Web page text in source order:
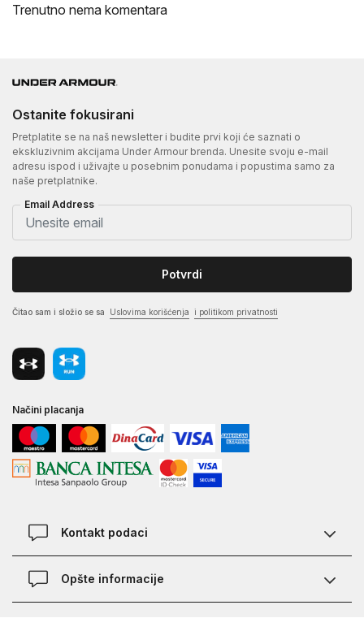
Trenutno nema komentara
Ostanite fokusirani
Pretplatite se na naš newsletter i budite prvi koji će saznati o
ekskluzivnim akcijama Under Armour brenda. Unesite svoju e-mail
adresu ispod i uživajte u posebnim ponudama i popustima samo za
naše pretplatnike.
Email Address
Potvrdi
Čitao sam i složio se sa Uslovima korišćenja i politikom privatnosti
Načini placanja
Kontakt podaci
Chat
Opšte informacije